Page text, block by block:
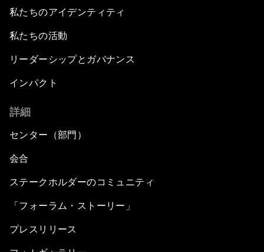
私たちのアイデンティティ
私たちの活動
リーダーシップとガバナンス
インパクト
詳細
センター（部門）
会合
ステークホルダーのコミュニティ
「フォーラム・ストーリー」
プレスリリース